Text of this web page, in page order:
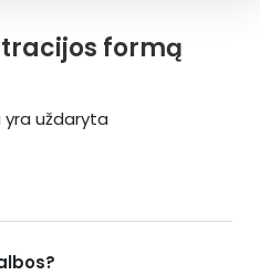
formą
yra uždaryta